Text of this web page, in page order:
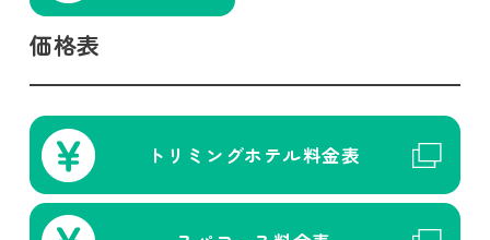
価格表
トリミングホテル料金表